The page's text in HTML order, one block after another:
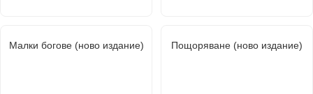
Малки богове (ново издание) Пощоряване (ново издание)